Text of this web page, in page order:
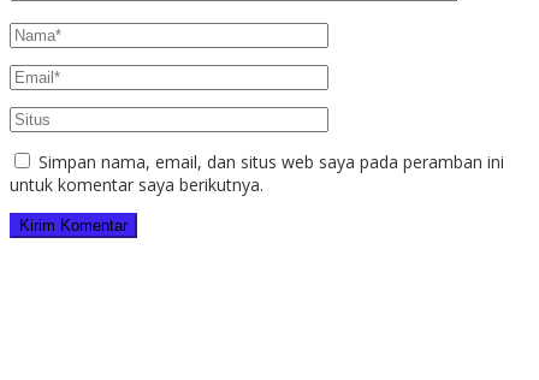
Simpan nama, email, dan situs web saya pada peramban ini
untuk komentar saya berikutnya.